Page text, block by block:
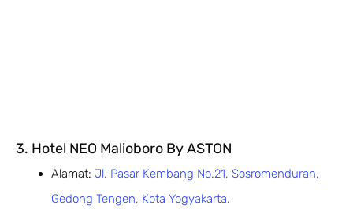
3. Hotel NEO Malioboro By ASTON
Alamat: Jl. Pasar Kembang No.21, Sosromenduran,
Gedong Tengen, Kota Yogyakarta.